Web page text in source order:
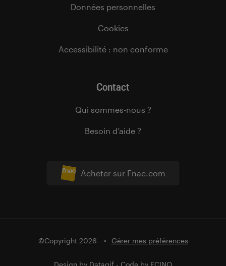
Acheter sur Fnac.com
Données personnelles
Cookies
Accessibilité : non conforme
Contact
Qui sommes-nous ?
Besoin d’aide ?
©Copyright 2026 Gérer mes préférences
Design by Datagif - Code by FCINQ